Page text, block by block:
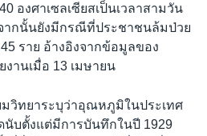
องศาเซลเซียสเป็นเวลาสามวัน
ากนั้นยังมีกรณีที่ประชาชนล้มป่วย
ราย อ้างอิงจากข้อมูลของ
านเมื่อ 13 เมษายน
วิทยาระบุว่าอุณหภูมิในประเทศ
บตั้งแต่มีการบันทึกในปี 1929